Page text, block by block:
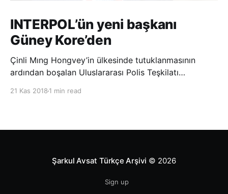
INTERPOL’ün yeni başkanı
Güney Kore’den
Çinli Mıng Hongvey’in ülkesinde tutuklanmasının
ardından boşalan Uluslararası Polis Teşkilatı
21 Kas 2018 1 min read
Şarkul Avsat Türkçe Arşivi © 2026
Sign up